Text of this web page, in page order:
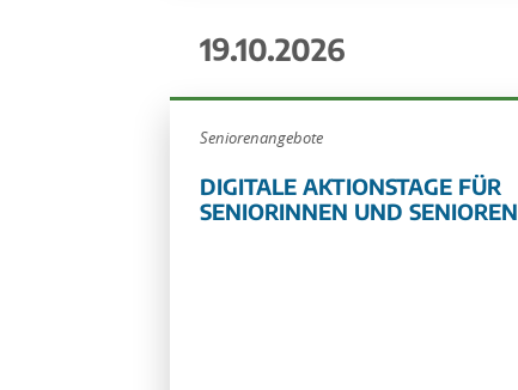
19.10.2026
Seniorenangebote
DIGITALE AKTIONSTAGE FÜR
SENIORINNEN UND SENIOREN